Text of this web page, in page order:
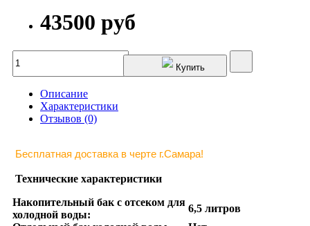
43500 руб
Купить
Описание
Характеристики
Отзывов (0)
Бесплатная доставка в черте г.Самара!
Технические характеристики
Накопительный бак с отсеком для
холодной воды:
6,5 литров